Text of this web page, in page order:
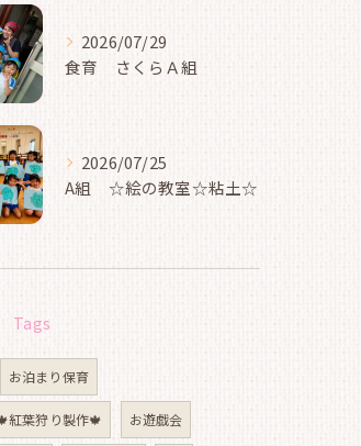
2026/07/29
食育 さくらＡ組
2026/07/25
A組 ☆絵の教室☆粘土☆
Tags
お泊まり保育
紅葉狩り製作🍁 お遊戯会